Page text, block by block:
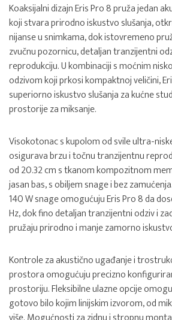
Koaksijalni dizajn Eris Pro 8 pruža jedan
koji stvara prirodno iskustvo slušanja,
nijanse u snimkama, dok istovremeno
zvučnu pozornicu, detaljan tranzijentni
reprodukciju. U kombinaciji s moćnim
odzivom koji prkosi kompaktnoj veličini,
superiorno iskustvo slušanja za kućne
prostorije za miksanje.
Visokotonac s kupolom od svile ultra-
osigurava brzu i točnu tranzijentnu
od 20.32 cm s tkanom kompozitnom
jasan bas, s obiljem snage i bez
140 W snage omogućuju Eris Pro 8 da
Hz, dok fino detaljan tranzijentni odziv i
pružaju prirodno i manje zamorno
Kontrole za akustično ugađanje i
prostora omogućuju precizno
prostoriju. Fleksibilne ulazne opcije
gotovo bilo kojim linijskim izvorom, od